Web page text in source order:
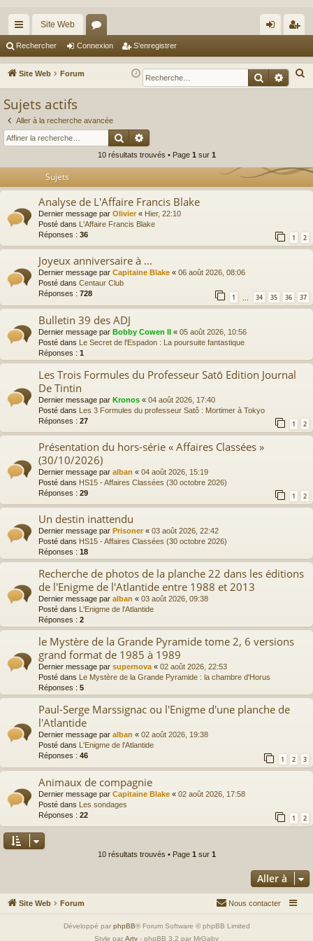
cc
ès
ra
pi
de
Site Web
or
u
m
ne
xi
nr
eg
Rechercher Connexion S’enregistrer
Site Web Forum
e
Sujets actifs
Aller à la recherche avancée
Rechercher
10 résultats trouvés • Page 1 sur 1
Sujets
Analyse de L'Affaire Francis Blake
Dernier message par Olivier« Hier, 22:10
Posté dans L'Affaire Francis Blake
Réponses : 36 1 2
Joyeux anniversaire à ...
Dernier message par Capitaine Blake « 06 août 2026, 08:06
Posté dans Centaur Club
Réponses : 728 1 34 35 36 37
Bulletin 39 des ADJ
Dernier message par Bobby Cowen II « 05 août 2026, 10:56
Posté dans Le Secret de l'Espadon : La poursuite fantastique
Réponses : 1
Les Trois Formules du Professeur Satō Edition Journal
De Tintin
Dernier message par Kronos « 04 août 2026, 17:40
Posté dans Les 3 Formules du professeur Satô : Mortimer à Tokyo
Réponses : 27 1 2
Présentation du hors-série « Affaires Classées »
(30/10/2026)
Dernier message par alban « 04 août 2026, 15:19
Posté dans HS15 - Affaires Classées (30 octobre 2026)
Réponses : 29 1 2
Un destin inattendu
Dernier message par Prisoner« 03 août 2026, 22:42
Posté dans HS15 - Affaires Classées (30 octobre 2026)
Réponses : 18
Recherche de photos de la planche 22 dans les éditions
de l'Enigme de l'Atlantide entre 1988 et 2013
Dernier message par alban « 03 août 2026, 09:38
Posté dans
L'Enigme de l'Atlantide
Réponses : 2
le Mystère de la Grande Pyramide tome 2, 6 versions
grand format de 1985 à 1989
Dernier message par supernova « 02 août 2026, 22:53
Posté dans
Le Mystère de la Grande Pyramide : la chambre d'Horus
Réponses : 5
Paul-Serge Marssignac ou l'Enigme d'une planche de
l'Atlantide
Dernier message par alban « 02 août 2026, 19:38
Posté dans
L'Enigme de l'Atlantide
Réponses : 46 1 2 3
Animaux de compagnie
Dernier message par Capitaine Blake « 02 août 2026, 17:58
Posté dans Les sondages
Réponses : 22 1 2
10 résultats trouvés • Page 1 sur 1
Aller à
Site Web Forum Nous contacter
Développé par phpBB® Forum Software © phpBB Limited
Style par Arty - phpBB 3.2 par MrGaby